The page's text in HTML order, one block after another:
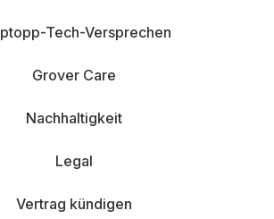
Tech-Versprechen
Grover Care
Nachhaltigkeit
Legal
Vertrag kündigen